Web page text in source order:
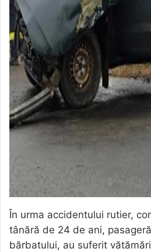
În urma accidentului rutier,
tânără de 24 de ani,
bărbatului, au suferit